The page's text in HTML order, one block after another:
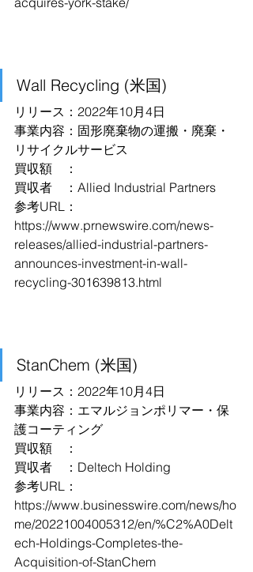
Wall Recycling (米国)
リリース：2022年10月4日
事業内容：固形廃棄物の運搬・廃棄・
リサイクルサービス
買収額　：
買収者　：Allied Industrial Partners
参考URL：
https://www.prnewswire.com/news-
releases/allied-industrial-partners-
announces-investment-in-wall-
recycling-301639813.html
StanChem (米国)
リリース：2022年10月4日
事業内容：エマルジョンポリマー・保
護コーティング
買収額　：
買収者　：Deltech Holding
参考URL：
https://www.businesswire.com/news/ho
me/20221004005312/en/%C2%A0Delt
ech-Holdings-Completes-the-
Acquisition-of-StanChem